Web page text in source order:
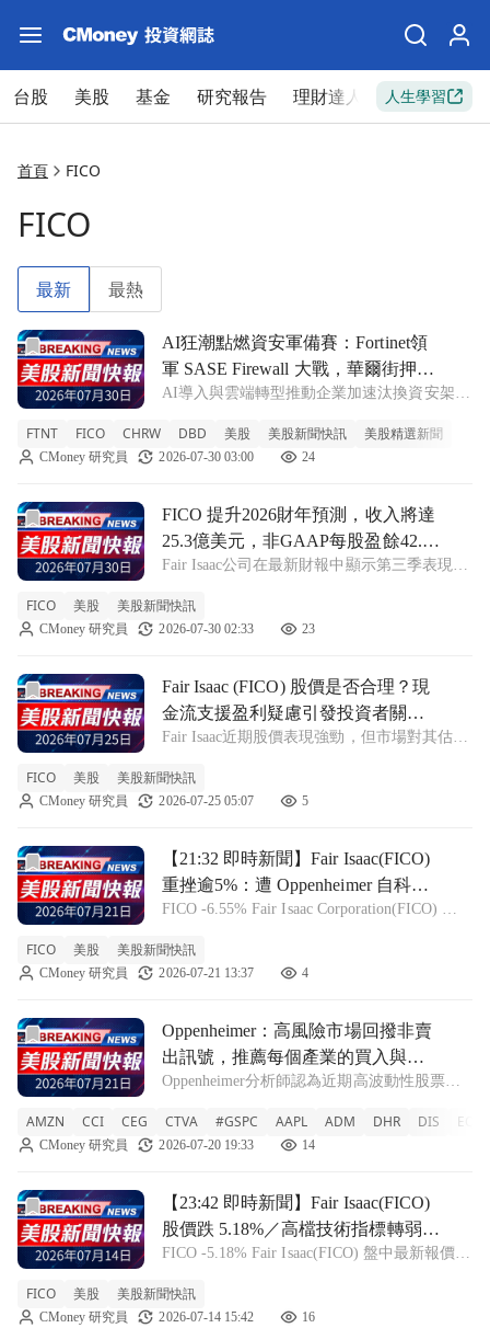
台股 美股 基金 研究報告 理財達人 新手入門
人生學習
首頁 FICO
FICO
最新 最熱
前往AI狂潮點燃資安軍備賽：Fortinet領軍 SASE Firewall 大
AI狂潮點燃資安軍備賽：Fortinet領
軍 SASE Firewall 大戰，華爾街押注
長線成長
AI導入與雲端轉型推動企業加速汰換資安架
產品營收暴增52%，並首度以「SASE
Firewall」整合安全與網路，帶動全年營收與
FTNT FICO CHRW DBD 美股 美股新聞快訊 美股精選新聞
CMoney 研究員 2026-07-30 03:00 24
前往FICO 提升2026財年預測，收入將達25.3億美元，非
FICO 提升2026財年預測，收入將達
25.3億美元，非GAAP每股盈餘42.43
美元！
Fair Isaac公司在最新財報中顯示第三季表現強
市場關注。 FICO +2.76% Fair Isaac
Corporation(FICO)於最新的財報
FICO 美股 美股新聞快訊
CMoney 研究員 2026-07-30 02:33 23
前往Fair Isaac (FICO) 股價是否合理？現金流支援盈利疑慮
Fair Isaac (FICO) 股價是否合理？現
金流支援盈利疑慮引發投資者關
注！
Fair Isaac近期股價表現強勁，但市場對其估值
21.5%，同時也面臨競爭與監管風險。 FICO
+2.58% Fair Isaac(FICO)在過去五年中實現了
FICO 美股 美股新聞快訊
CMoney 研究員 2026-07-25 05:07 5
前往【21:32 即時新聞】Fair Isaac(FICO) 重挫逾5%：遭
【21:32 即時新聞】Fair Isaac(FICO)
重挫逾5%：遭 Oppenheimer 自科技
板塊中點名為「Sell」標的
FICO -6.55% Fair Isaac Corporation(FICO) 最
價出現明顯壓回。根據 Oppenheimer 最新產業
報告，
FICO 美股 美股新聞快訊
CMoney 研究員 2026-07-21 13:37 4
前往Oppenheimer：高風險市場回撥非賣出訊號，推薦每個
Oppenheimer：高風險市場回撥非賣
出訊號，推薦每個產業的買入與賣
出策略！
Oppenheimer分析師認為近期高波動性股票的
建議。 AMZN +1.13% CCI -2.01% CEG
+0.71% CTVA -0.4% #GSPC
AMZN CCI CEG CTVA #GSPC AAPL ADM DHR DIS EQT
CMoney 研究員 2026-07-20 19:33 14
前往【23:42 即時新聞】Fair Isaac(FICO) 股價跌 5.18%／高
【23:42 即時新聞】Fair Isaac(FICO)
股價跌 5.18%／高檔技術指標轉弱引
發拉回
FICO -5.18% Fair Isaac(FICO) 盤中最新報價為
回落走勢。技術面顯示，近期股價在 7 月初一
度站上 1270.83、12
FICO 美股 美股新聞快訊
CMoney 研究員 2026-07-14 15:42 16